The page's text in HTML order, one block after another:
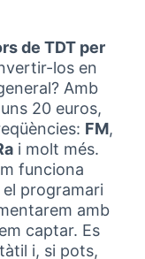
de TDT per
los en
Amb
20 euros,
FM,
i molt més.
funciona
programari
amb
captar. Es
i, si pots,